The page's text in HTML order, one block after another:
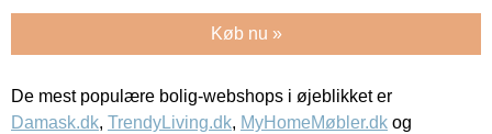
Køb nu »
De mest populære bolig-webshops i øjeblikket er
Damask.dk, TrendyLiving.dk, MyHomeMøbler.dk og